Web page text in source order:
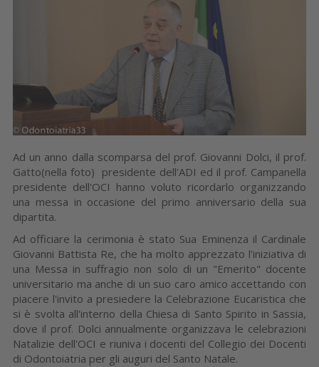
Ad un anno dalla scomparsa del prof. Giovanni Dolci, il prof.
Gatto(nella foto) presidente dell'ADI ed il prof. Campanella
presidente dell'OCI hanno voluto ricordarlo organizzando
una messa in occasione del primo anniversario della sua
dipartita.
Ad officiare la cerimonia è stato Sua Eminenza il Cardinale
Giovanni Battista Re, che ha molto apprezzato l'iniziativa di
una Messa in suffragio non solo di un "Emerito" docente
universitario ma anche di un suo caro amico accettando con
piacere l'invito a presiedere la Celebrazione Eucaristica che
si è svolta all'interno della Chiesa di Santo Spirito in Sassia,
dove il prof. Dolci annualmente organizzava le celebrazioni
Natalizie dell'OCI e riuniva i docenti del Collegio dei Docenti
di Odontoiatria per gli auguri del Santo Natale.